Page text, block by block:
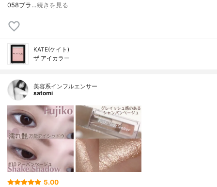
058ブラ…続きを見る
KATE(ケイト)
ザ アイカラー
美容系インフルエンサー
satomi
5.00